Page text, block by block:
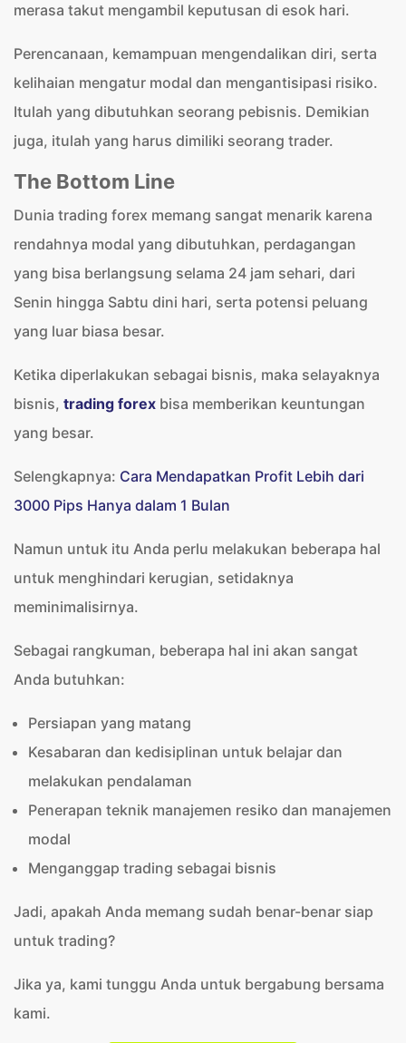
merasa takut mengambil keputusan di esok hari.
Perencanaan, kemampuan mengendalikan diri, serta
kelihaian mengatur modal dan mengantisipasi risiko.
Itulah yang dibutuhkan seorang pebisnis. Demikian
juga, itulah yang harus dimiliki seorang trader.
The Bottom Line
Dunia trading forex memang sangat menarik karena
rendahnya modal yang dibutuhkan, perdagangan
yang bisa berlangsung selama 24 jam sehari, dari
Senin hingga Sabtu dini hari, serta potensi peluang
yang luar biasa besar.
Ketika diperlakukan sebagai bisnis, maka selayaknya
bisnis, trading forex bisa memberikan keuntungan
yang besar.
Selengkapnya: Cara Mendapatkan Profit Lebih dari
3000 Pips Hanya dalam 1 Bulan
Namun untuk itu Anda perlu melakukan beberapa hal
untuk menghindari kerugian, setidaknya
meminimalisirnya.
Sebagai rangkuman, beberapa hal ini akan sangat
Anda butuhkan:
Persiapan yang matang
Kesabaran dan kedisiplinan untuk belajar dan
melakukan pendalaman
Penerapan teknik manajemen resiko dan manajemen
modal
Menganggap trading sebagai bisnis
Jadi, apakah Anda memang sudah benar-benar siap
untuk trading?
Jika ya, kami tunggu Anda untuk bergabung bersama
kami.